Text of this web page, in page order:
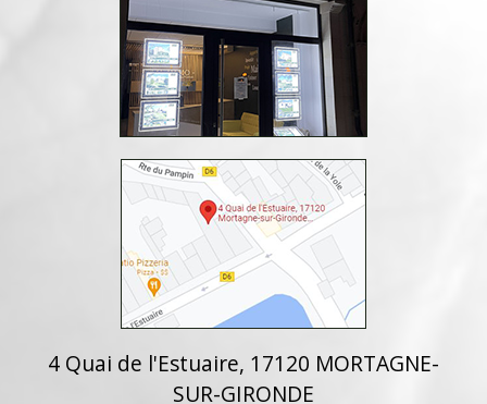
4 Quai de l'Estuaire, 17120 MORTAGNE-
SUR-GIRONDE